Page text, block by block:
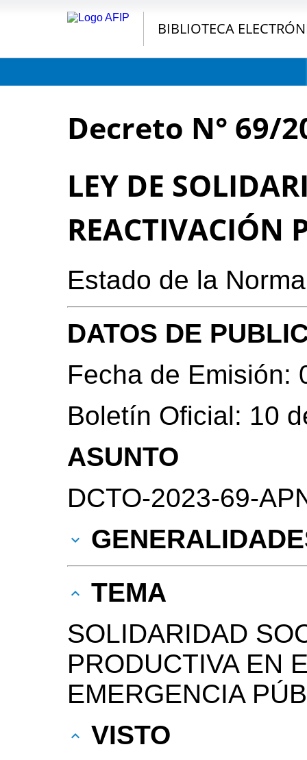
BIBLIOTECA
Decreto N° 69/
LEY DE
REACTIVACIÓN
Estado de la
DATOS DE
Fecha de Emisión:
Boletín Oficial: 10
ASUNTO
DCTO-2023-69-
TEMA
SOLIDARIDAD
PRODUCTIVA EN
EMERGENCIA
VISTO